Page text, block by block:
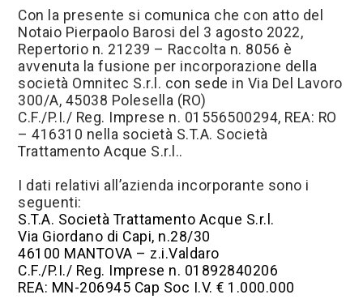
Processo UTN
Rilievi - Modello BIM
Con la presente si comunica che con atto del
Notaio Pierpaolo Barosi del 3 agosto 2022,
Repertorio n. 21239 – Raccolta n. 8056 è
avvenuta la fusione per incorporazione della
società Omnitec S.r.l. con sede in Via Del Lavoro
300/A, 45038 Polesella (RO)
C.F./P.I./ Reg. Imprese n. 01556500294, REA: RO
– 416310 nella società S.T.A. Società
Trattamento Acque S.r.l..
I dati relativi all’azienda incorporante sono i
seguenti:
S.T.A. Società Trattamento Acque S.r.l.
Via Giordano di Capi, n.28/30
46100 MANTOVA – z.i.Valdaro
C.F./P.I./ Reg. Imprese n. 01892840206
REA: MN-206945 Cap Soc I.V. € 1.000.000